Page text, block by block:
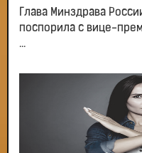
Глава Минздрава
поспорила с вице-
...